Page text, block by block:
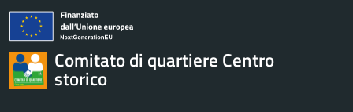
Comitato di quartiere Centro
storico